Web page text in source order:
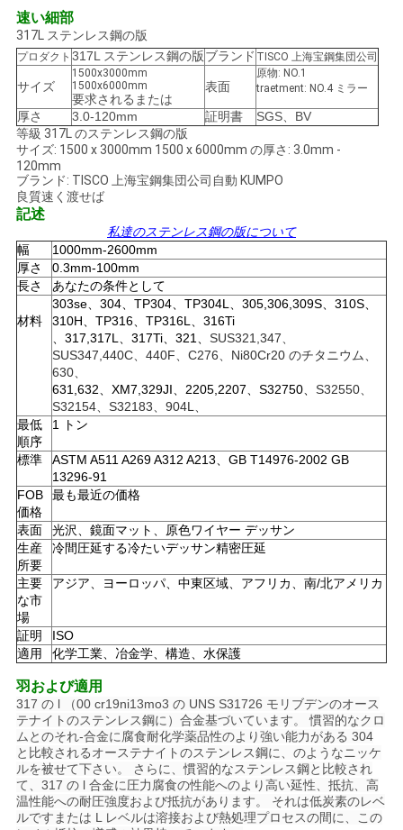
さ
い
ニ
ュ
ー
ス
場
合
COMPANY
NEWS
地
図
PRIVACY
POLICY
速い細部
317L ステンレス鋼の版
プロダクト 317L ステンレス鋼の版ブランド TISCO 上海宝鋼集団公司
サイズ
1500x3000mm
1500x6000mm
要求されるまたは
表面
原物: NO.1
traetment: NO.4 ミラー
厚さ 3.0-120mm 証明書
SGS、BV
等級 317L のステンレス鋼の版
サイズ: 1500 x 3000mm 1500 x 6000mm の厚さ: 3.0mm -
120mm
ブランド: TISCO 上海宝鋼集団公司自動 KUMPO
良質速く渡せば
記述
私達のステンレス鋼の版について
幅
1000mm-2600mm
厚さ
0.3mm-100mm
長さ
あなたの条件として
材料
303se、304、TP304、TP304L、305,306,309S、310S、
310H、TP316、TP316L、316Ti
、317,317L、317Ti、321、 SUS321,347、
SUS347,440C、440F、C276、Ni80Cr20 のチタニウム、
630、
631,632、XM7,329JI、2205,2207、S32750、 S32550、
S32154、S32183、904L、
最低
順序
1 トン
標準
ASTM A511 A269 A312 A213、GB T14976-2002 GB
13296-91
FOB
価格
最も最近の価格
表面
光沢、鏡面マット、原色ワイヤー デッサン
生産
所要
冷間圧延する冷たいデッサン精密圧延
主要
な市
場
アジア、ヨーロッパ、中東区域、アフリカ、南/北アメリカ
証明
ISO
適用
化学工業、冶金学、構造、水保護
羽および適用
317 の l （00 cr19ni13mo3 の UNS S31726 モリブデンのオース
テナイトのステンレス鋼に）合金基づいています。 慣習的なクロ
ムとのそれ-合金に腐食耐化学薬品性のより強い能力がある 304
と比較されるオーステナイトのステンレス鋼に、のようなニッケ
ルを被せて下さい。 さらに、慣習的なステンレス鋼と比較され
て、317 の l 合金に圧力腐食の性能へのより高い延性、抵抗、高
温性能への耐圧強度および抵抗があります。 それは低炭素のレベ
ルですまたは L レベルは溶接および熱処理プロセスの間に、この